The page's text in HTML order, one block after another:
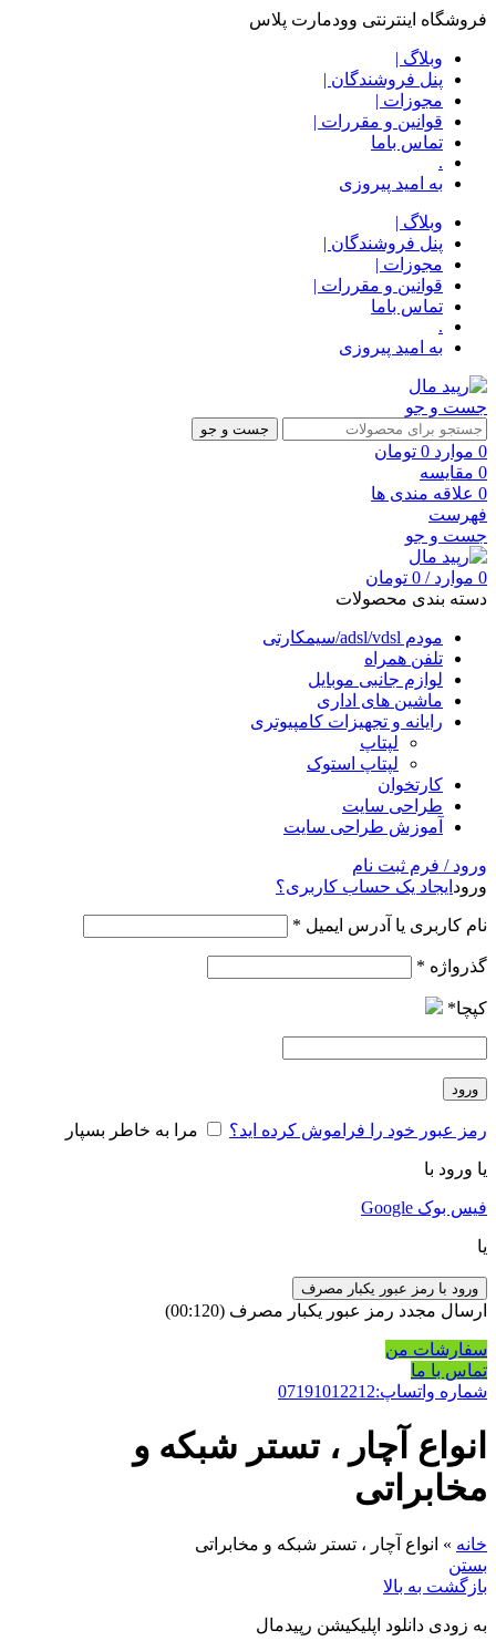
فروشگاه اینترنتی وودمارت پلاس
وبلاگ |
پنل فروشندگان |
مجوزات |
قوانین و مقررات |
تماس باما
.
به امید پیروزی
وبلاگ |
پنل فروشندگان |
مجوزات |
قوانین و مقررات |
تماس باما
.
به امید پیروزی
جست و جو
جست و جو
0 موارد 0 تومان
0 مقایسه
0 علاقه مندی ها
فهرست
جست و جو
0 موارد /
0 تومان
دسته بندی محصولات
مودم adsl/vdsl/سیمکارتی
تلفن همراه
لوازم جانبی موبایل
ماشین های اداری
رایانه و تجهیزات کامپیوتری
لپتاپ
لپتاپ استوک
کارتخوان
طراحی سایت
آموزش طراحی سایت
ورود / فرم ثبت نام
ورود ایجاد یک حساب کاربری؟
نام کاربری یا آدرس ایمیل *
گذرواژه *
کپچا*
ورود
رمز عبور خود را فراموش کرده اید؟ مرا به خاطر بسپار
یا ورود با
فیس بوک Google
یا
ورود با رمز عبور یکبار مصرف
ارسال مجدد رمز عبور یکبار مصرف (00:
120
)
سفارشات من
تماس با ما
شماره واتساپ:07191012212
انواع آچار ، تستر شبکه و
مخابراتی
خانه » انواع آچار ، تستر شبکه و مخابراتی
بستن
بازگشت به بالا
به زودی دانلود اپلیکیشن رپیدمال